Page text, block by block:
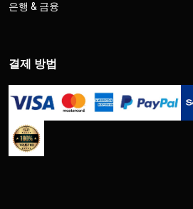
은행 & 금융
결제 방법